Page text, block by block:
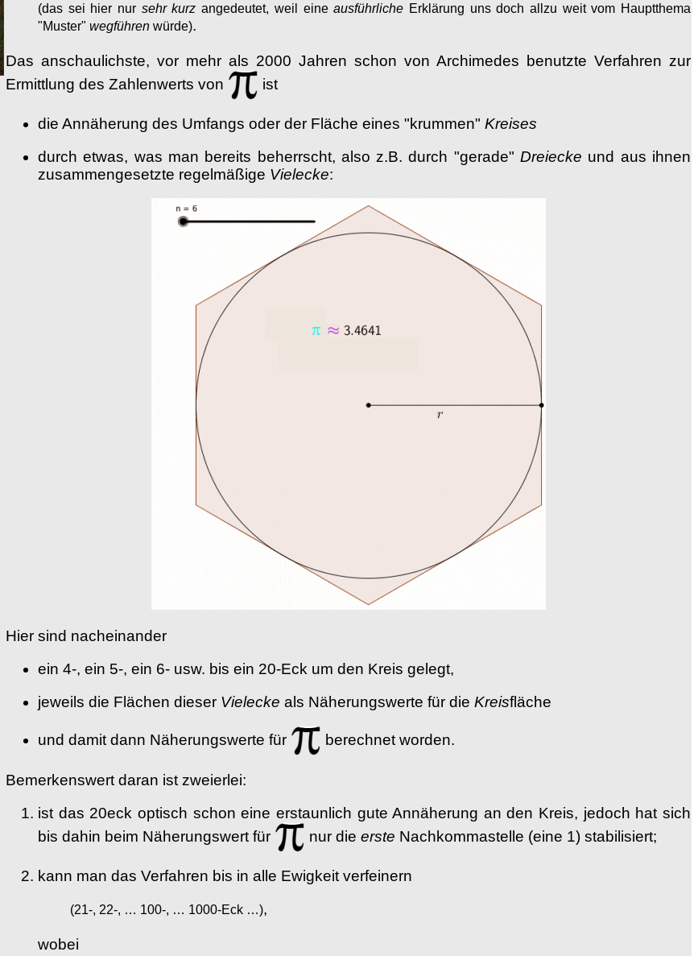
(das sei hier nur sehr kurz angedeutet, weil eineausführliche Erklärung uns doch allzu weit vom Hauptthema
"Muster" wegführen würde).
Das anschaulichste, vor mehr als 2000 Jahren schon von Archimedes benutzte Verfahren zur
Ermittlung des Zahlenwerts von
ist
die Annäherung des Umfangs oder der Fläche eines "krummen" Kreises
durch etwas, was man bereits beherrscht, also z.B. durch "gerade"Dreiecke und aus ihnen
zusammengesetzte regelmäßige Vielecke:
Hier sind nacheinander
ein 4-, ein 5-, ein 6- usw. bis ein 20-Eck um den Kreis gelegt,
jeweils die Flächen dieser Vielecke als Näherungswerte für die Kreisfläche
und damit dann Näherungswerte für berechnet worden.
Bemerkenswert daran ist zweierlei:
ist das 20eck optisch schon eine erstaunlich gute Annäherung an den Kreis, jedoch hat sich
bis dahin beim Näherungswert für
nur die erste Nachkommastelle (eine 1) stabilisiert;
kann man das Verfahren bis in alle Ewigkeit verfeinern
(21-, 22-, … 100-, … 1000-Eck …),
wobei